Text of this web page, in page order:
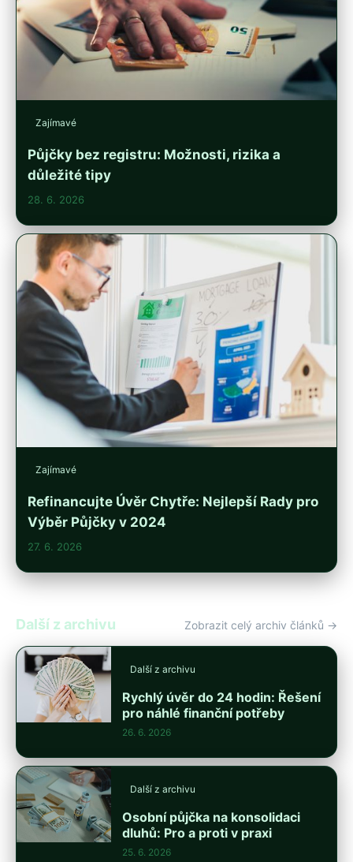
Zajímavé
Půjčky bez registru: Možnosti, rizika a
důležité tipy
28. 6. 2026
Zajímavé
Refinancujte Úvěr Chytře: Nejlepší Rady pro
Výběr Půjčky v 2024
27. 6. 2026
Další z archivu Zobrazit celý archiv článků →
Další z archivu
Rychlý úvěr do 24 hodin: Řešení
pro náhlé finanční potřeby
26. 6. 2026
Další z archivu
Osobní půjčka na konsolidaci
dluhů: Pro a proti v praxi
25. 6. 2026